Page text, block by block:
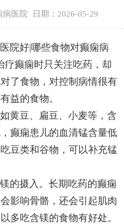
病医院 日期：2026-05-29
院好|哪些食物对癫痫病
疗癫痫时只关注吃药，却
了食物，对控制病情很有
益的食物。
黄豆、扁豆、小麦等，含
癫痫患儿的血清锰含量低
豆类和谷物，可以补充锰
的摄入。长期吃药的癫痫
影响骨骼，还会引起肌肉
多吃含镁的食物有好处。